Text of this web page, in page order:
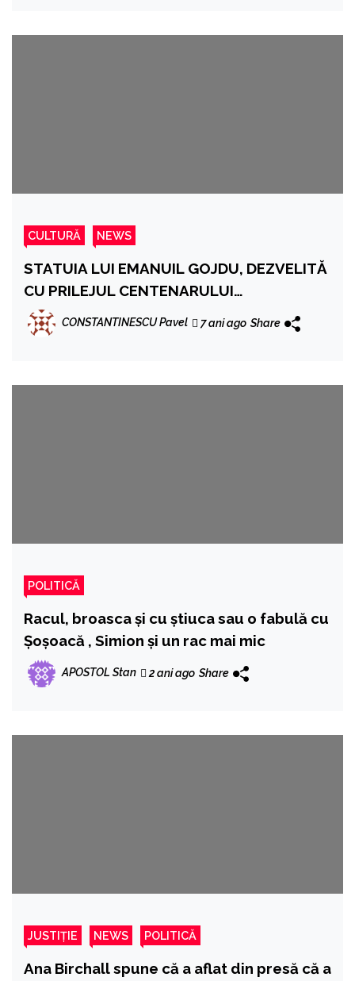
CULTURĂ NEWS
STATUIA LUI EMANUIL GOJDU, DEZVELITĂ
CU PRILEJUL CENTENARULUI
INAUGURĂRII PRIMULUI LICEU ROMÂNESC
DIN ORADEA
CONSTANTINESCU Pavel 7 ani ago Share
POLITICĂ
Racul, broasca și cu știuca sau o fabulă cu
Șoșoacă , Simion și un rac mai mic
APOSTOL Stan 2 ani ago Share
JUSTIȚIE NEWS POLITICĂ
Ana Birchall spune că a aflat din presă că a